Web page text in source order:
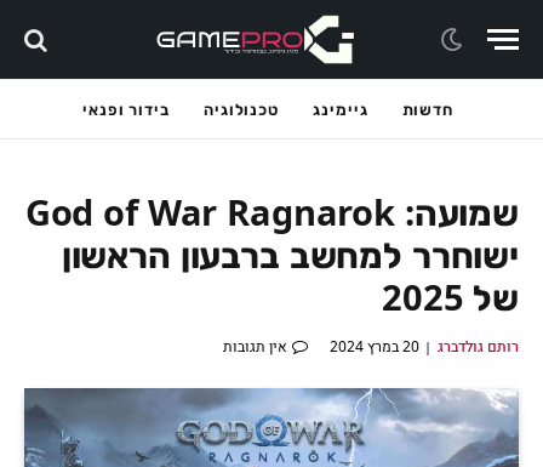
חדשות גיימינג טכנולוגיה בידור ופנאי
שמועה: God of War Ragnarok
ישוחרר למחשב ברבעון הראשון
של 2025
רותם גולדברג 20 במרץ 2024 אין תגובות